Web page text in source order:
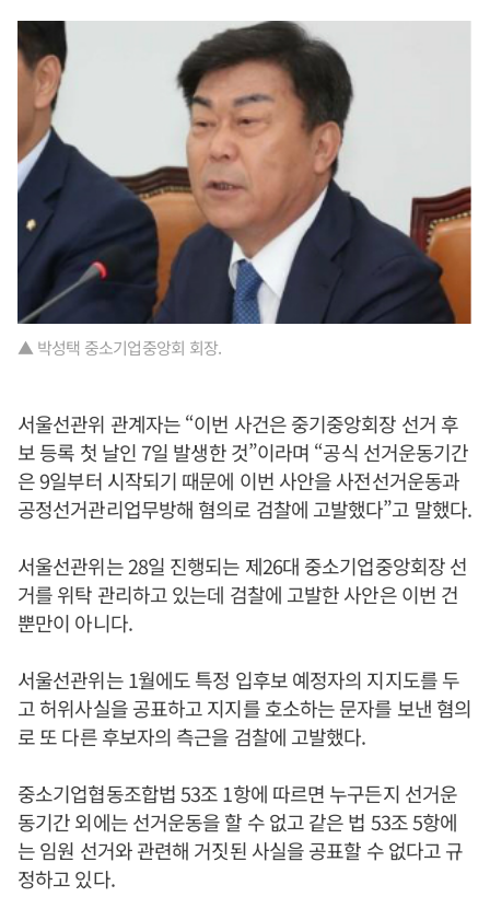
▲ 박성택 중소기업중앙회 회장.
서울선관위 관계자는 “이번 사건은 중기중앙회장 선거 후
보 등록 첫 날인 7일 발생한 것”이라며 “공식 선거운동기간
은 9일부터 시작되기 때문에 이번 사안을 사전선거운동과
공정선거관리업무방해 혐의로 검찰에 고발했다”고 말했다.
서울선관위는 28일 진행되는 제26대 중소기업중앙회장 선
거를 위탁 관리하고 있는데 검찰에 고발한 사안은 이번 건
뿐만이 아니다.
서울선관위는 1월에도 특정 입후보 예정자의 지지도를 두
고 허위사실을 공표하고 지지를 호소하는 문자를 보낸 혐의
로 또 다른 후보자의 측근을 검찰에 고발했다.
중소기업협동조합법 53조 1항에 따르면 누구든지 선거운
동기간 외에는 선거운동을 할 수 없고 같은 법 53조 5항에
는 임원 선거와 관련해 거짓된 사실을 공표할 수 없다고 규
정하고 있다.